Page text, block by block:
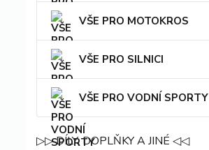
VŠE PRO MOTOKROS
VŠE PRO SILNICI
VŠE PRO VODNÍ SPORTY
▷▷ DÍLY, DOPLŇKY A JINÉ ◁◁